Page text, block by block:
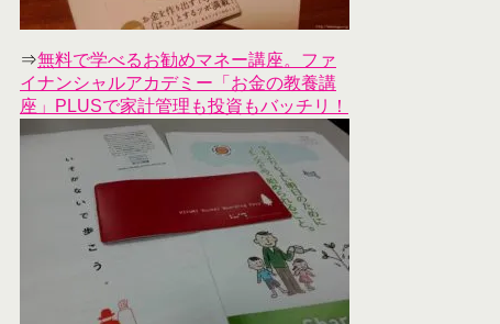
⇒無料で学べるお勧めマネー講座。ファ
イナンシャルアカデミー「お金の教養講
座」PLUSで家計管理も投資もバッチリ！